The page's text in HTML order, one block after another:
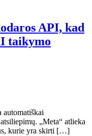
API, kad
taikymo
automatiškai
„Meta“ atlieka
kurie yra skirti […]